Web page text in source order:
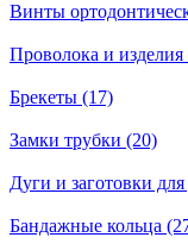
Винты
Проволока и изделия
Брекеты (17)
Замки трубки (20)
Дуги и заготовки для
Бандажные кольца